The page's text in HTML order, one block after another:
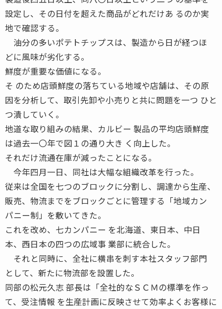
設定し、その日付を超えた商品がどれだけあ るのか実
地で確認する。
油分の多いポテトチップスは、製造から日が経つほ
どに風味が劣化する。
鮮度が重要な価値になる。
そ のため店頭鮮度の落ちている地域や店舗は、その原
因を分析して、取引先卸や小売りと共に問題を一つ ひと
つ潰していく。
地道な取り組みの結果、カルビー 製品の平均店頭鮮度
は過去一〇年で図１の通り大き く向上した。
それだけ流通在庫が減ったことになる。
今年四月一日、同社は大幅な組織改革を行った。
従来は全国を七つのブロックに分割し、調達から生産、
販売、物流までをブロックごとに管理する「地域カン
パニー制」を敷いてきた。
これを改め、七カンパニー を北海道、東日本、中日
本、西日本の四つの広域事 業部に統合した。
それと同時に、全社に横串を刺す本社スタッフ部門
として、新たに物流部を設置した。
同部の松元久志 部長は「全社的なＳＣＭの標準を作っ
て、受注情報 を生産計画に反映させて効率よくお客様に